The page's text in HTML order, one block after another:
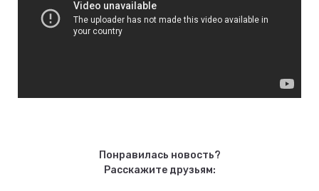
Понравилась новость?
Расскажите друзьям: